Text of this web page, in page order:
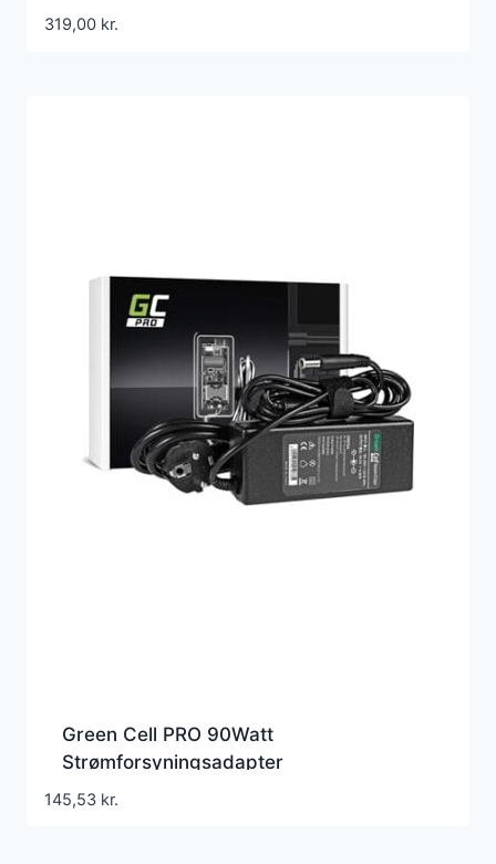
319,00 kr.
Green Cell PRO 90Watt
Strømforsyningsadapter
145,53 kr.